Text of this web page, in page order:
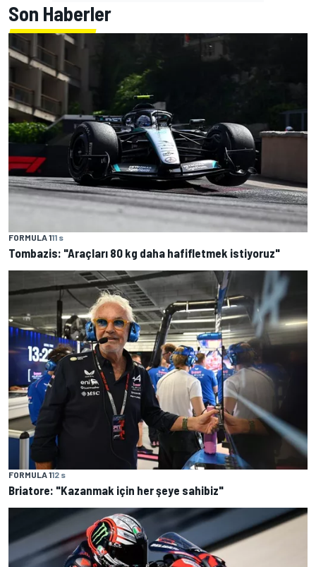
Son Haberler
FORMULA 111 s
Tombazis: "Araçları 80 kg daha hafifletmek istiyoruz"
FORMULA 112 s
Briatore: "Kazanmak için her şeye sahibiz"